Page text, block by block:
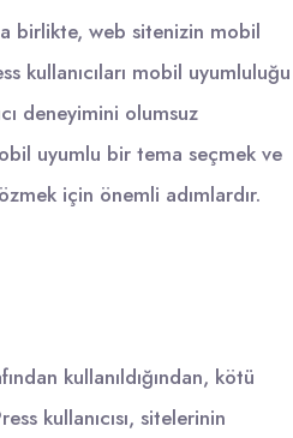
birlikte, web sitenizin mobil
kullanıcıları mobil uyumluluğu
deneyimini olumsuz
uyumlu bir tema seçmek ve
için önemli adımlardır.
kullanıldığından, kötü
kullanıcısı, sitelerinin